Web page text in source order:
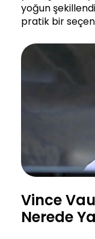
yoğun
pratik bir
Vince
Nerede